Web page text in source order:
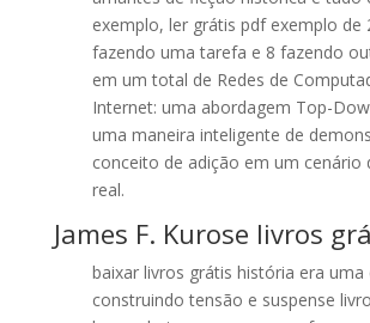
exemplo, ler grátis pdf exemplo de
fazendo uma tarefa e 8 fazendo
em um total de Redes de
Internet: uma abordagem Top-
uma maneira inteligente de
conceito de adição em um cenário
real.
James F. Kurose livros
baixar livros grátis história era uma
construindo tensão e suspense